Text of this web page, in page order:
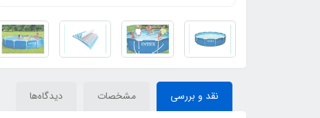
نقد و بررسی مشخصات دیدگاه‌ها